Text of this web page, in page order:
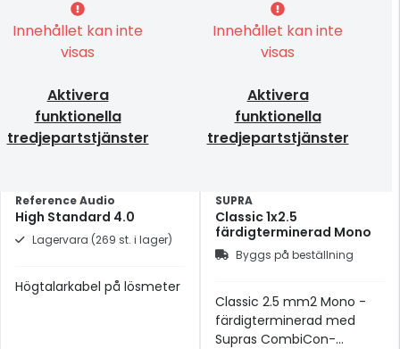
Innehållet kan inte
visas
Aktivera
funktionella
tredjepartstjänster
Reference Audio
High Standard 4.0
Lagervara (269 st. i lager)
Högtalarkabel på lösmeter
Innehållet kan inte
visas
Aktivera
funktionella
tredjepartstjänster
SUPRA
Classic 1x2.5
färdigterminerad Mono
Byggs på beställning
Classic 2.5 mm2 Mono -
färdigterminerad med
Supras CombiCon-